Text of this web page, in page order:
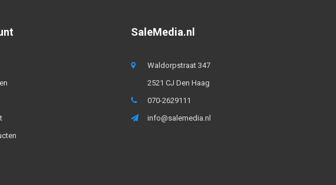
SaleMedia.nl
Waldorpstraat 347
2521 CJ Den Haag
070-2629111
info@salemedia.nl